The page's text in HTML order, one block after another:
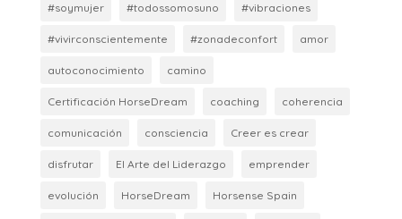
#soymujer #todossomosuno #vibraciones
#vivirconscientemente #zonadeconfort amor
autoconocimiento camino
Certificación HorseDream coaching coherencia
comunicación consciencia Creer es crear
disfrutar El Arte del Liderazgo emprender
evolución HorseDream Horsense Spain